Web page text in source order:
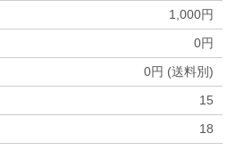
1,000円
0円
0円 (送料別)
15
18